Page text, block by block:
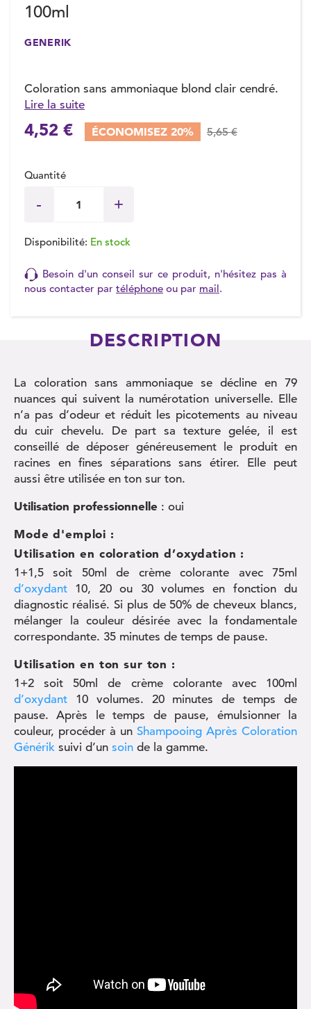
100ml
GENERIK
Coloration sans ammoniaque blond clair cendré.
Lire la suite
4,52 € ÉCONOMISEZ 20% 5,65 €
Quantité
Disponibilité: En stock
Besoin d'un conseil sur ce produit, n'hésitez pas à
nous contacter par téléphone ou par mail.
DESCRIPTION
La coloration sans ammoniaque se décline en 79
nuances qui suivent la numérotation universelle. Elle
n’a pas d’odeur et réduit les picotements au niveau
du cuir chevelu. De part sa texture gelée, il est
conseillé de déposer généreusement le produit en
racines en fines séparations sans étirer. Elle peut
aussi être utilisée en ton sur ton.
Utilisation professionnelle : oui
Mode d'emploi :
Utilisation en coloration d’oxydation :
1+1,5 soit 50ml de crème colorante avec 75ml
d’oxydant 10, 20 ou 30 volumes en fonction du
diagnostic réalisé. Si plus de 50% de cheveux blancs,
mélanger la couleur désirée avec la fondamentale
correspondante. 35 minutes de temps de pause.
Utilisation en ton sur ton :
1+2 soit 50ml de crème colorante avec 100ml
d’oxydant 10 volumes. 20 minutes de temps de
pause. Après le temps de pause, émulsionner la
couleur, procéder à un Shampooing Après Coloration
Générik suivi d’un soin de la gamme.